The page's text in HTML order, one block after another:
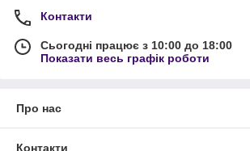
Контакти
Сьогодні працює з 10:00 до 18:00
Показати весь графік роботи
Про нас
Контакти